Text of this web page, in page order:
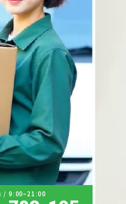
/ 9:00~21:00